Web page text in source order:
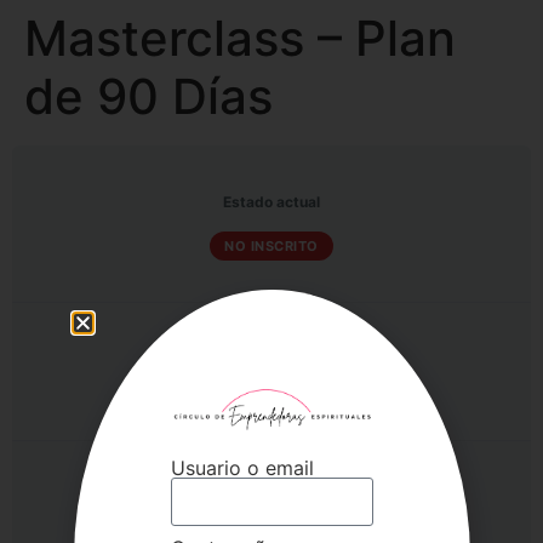
Masterclass – Plan
de 90 Días
Estado actual
NO INSCRITO
Gratuito
Primeros pasos
Log In to Enroll
Usuario o email